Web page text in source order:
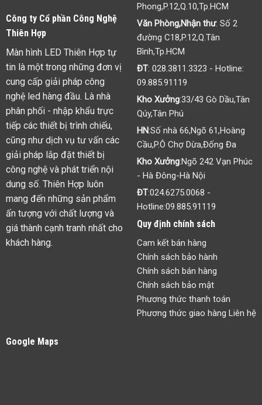
Công ty Cổ phần Công Nghệ
Thiên Hợp
Màn hình LED Thiên Hợp tự
tin là một trong những đơn vị
cung cấp giải pháp công
nghệ led hàng đầu. Là nhà
phân phối - nhập khẩu trực
tiếp các thiết bị trình chiếu,
cũng như dịch vụ tư vấn các
giải pháp lắp đặt thiết bị
công nghệ và phát triển nội
dung số. Thiên Hợp luôn
mang đến những sản phẩm
ấn tượng với chất lượng và
giá thành cạnh tranh nhất cho
khách hàng.
Phong,P.12,Q.10,Tp.HCM
Văn Phòng,Nhận thư: Số 2
đường C18,P.12,Q.Tân
Bình,Tp.HCM
ĐT: 028.3811.3323 - Hotline:
09.885.91119
Kho Xưởng:33/43 Gò Dầu,Tân
Qúy,Tân Phú
HN:Số nhà 66,Ngõ 61,Hoàng
Cầu,P.Ô Chợ Dừa,Đống Đa
Kho Xưởng:Ngõ 242 Vạn Phúc
- Hà Đông-Hà Nội
ĐT:024.6275.0068 -
Hotline:09.885.91119
Quy định chính sách
Cam kết bán hàng
Chính sách bảo hành
Chính sách bán hàng
Chính sách bảo mật
Phương thức thanh toán
Phương thức giao hàng Liên hệ
Google Maps